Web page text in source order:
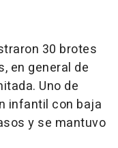
30 brotes
en general de
Uno de
infantil con baja
y se mantuvo